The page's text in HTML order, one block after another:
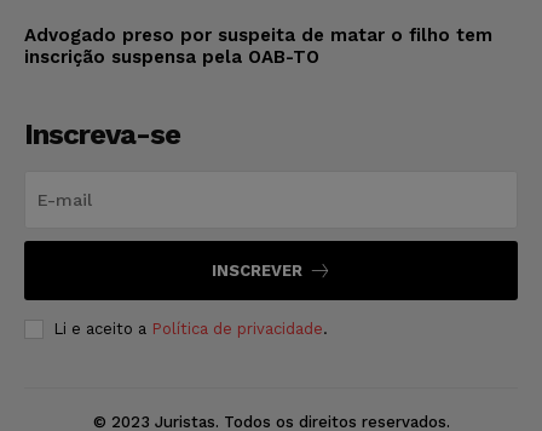
Advogado preso por suspeita de matar o filho tem
inscrição suspensa pela OAB-TO
Inscreva-se
INSCREVER
Li e aceito a Política de privacidade.
© 2023 Juristas. Todos os direitos reservados.